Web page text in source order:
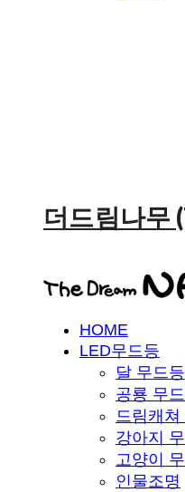
더드림나무
HOME
LED무드등
달 무드등
공룡 무
드림캐
강아지
고양이
인물조명